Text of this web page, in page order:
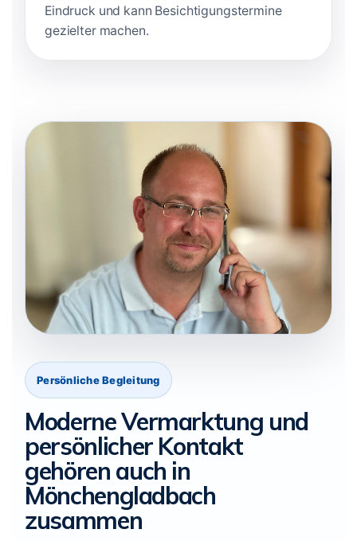
Eindruck und kann Besichtigungstermine
gezielter machen.
Persönliche Begleitung
Moderne Vermarktung und
persönlicher Kontakt
gehören auch in
Mönchengladbach
zusammen